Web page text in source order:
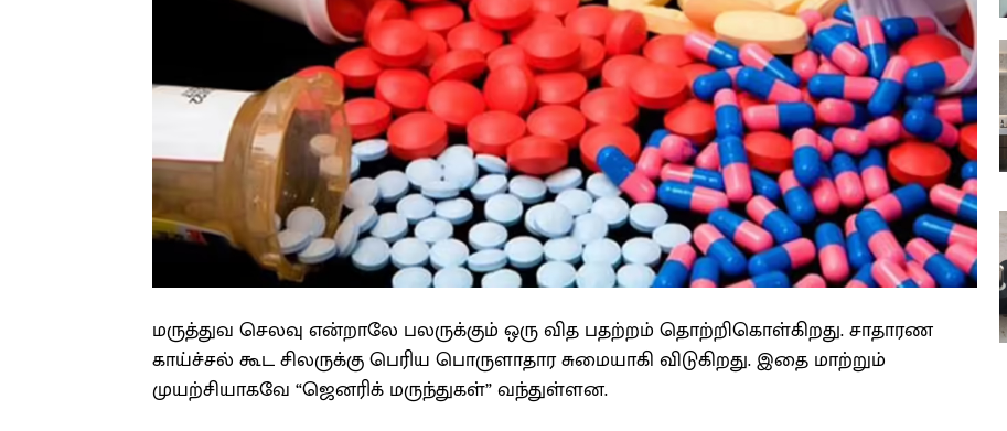
மருத்துவ செலவு என்றாலே பலருக்கும் ஒரு வித பதற்றம் தொற்றிகொள்கிறது. சாதாரண
காய்ச்சல் கூட சிலருக்கு பெரிய பொருளாதார சுமையாகி விடுகிறது. இதை மாற்றும்
முயற்சியாகவே “ஜெனரிக் மருந்துகள்” வந்துள்ளன.